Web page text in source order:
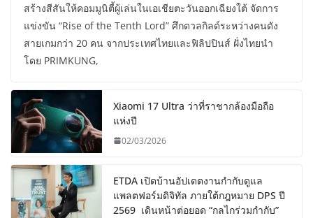
สร้างสีสันให้คอมมูนิตี้ผู้เล่นในเอเชียตะวันออกเฉียงใต้ จัดการ
แข่งขัน “Rise of the Tenth Lord” ศึกดวลกิลด์ระหว่างคนดัง
สายเกมกว่า 20 คน จากประเทศไทยและฟิลิปปินส์ ฝั่งไทยนำ
โดย PRIMKUNG,
Xiaomi 17 Ultra ว่าที่ราชากล้องมือถือ
แห่งปี
02/03/2026
ETDA เปิดบ้านอัปเดตงานกำกับดูแล
แพลตฟอร์มดิจิทัล ภายใต้กฎหมาย DPS ปี
2569 เดินหน้าต่อยอด “กลไกร่วมกำกับ”